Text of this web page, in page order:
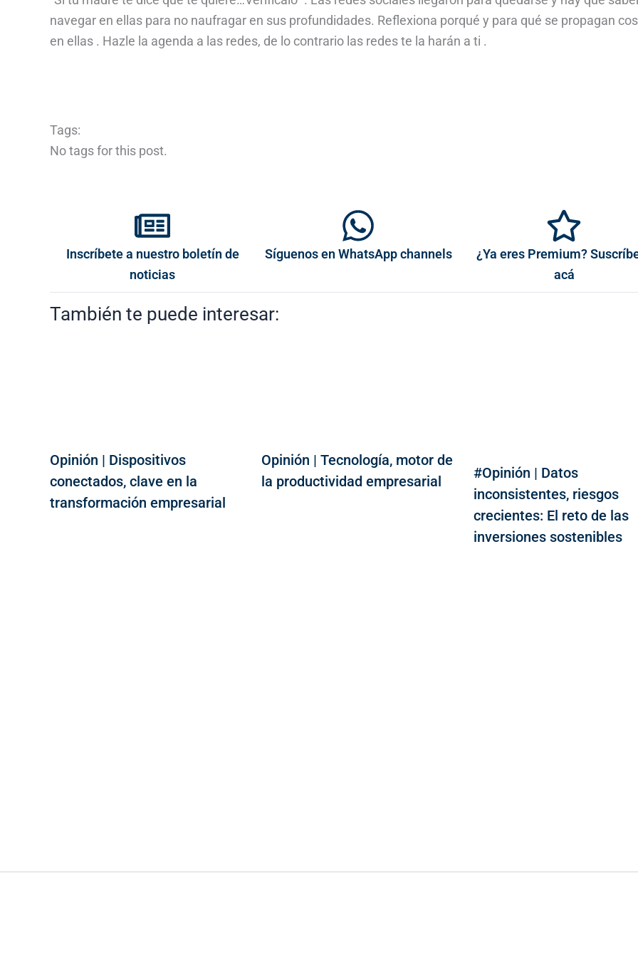
navegar en ellas para no naufragar en sus profundidades. Reflexiona porqué y para qué se propagan
en ellas . Hazle la agenda a las redes, de lo contrario las redes te la harán a ti .
Tags:
No tags for this post.
Inscríbete a nuestro boletín de
noticias
Síguenos en WhatsApp channels
¿Ya eres Premium?
acá
También te puede interesar:
Opinión | Dispositivos
conectados, clave en la
transformación empresarial
Opinión | Tecnología, motor de
la productividad empresarial
#Opinión | Datos
inconsistentes, riesgos
crecientes: El reto de las
inversiones sostenibles